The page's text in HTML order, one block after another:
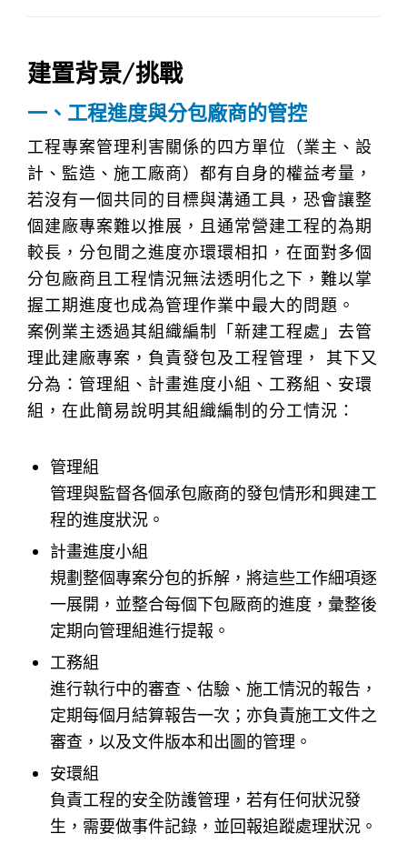
建置背景/挑戰
一、工程進度與分包廠商的管控
工程專案管理利害關係的四方單位（業主、設
計、監造、施工廠商）都有自身的權益考量，
若沒有一個共同的目標與溝通工具，恐會讓整
個建廠專案難以推展，且通常營建工程的為期
較長，分包間之進度亦環環相扣，在面對多個
分包廠商且工程情況無法透明化之下，難以掌
握工期進度也成為管理作業中最大的問題。
案例業主透過其組織編制「新建工程處」去管
理此建廠專案，負責發包及工程管理， 其下又
分為：管理組、計畫進度小組、工務組、安環
組，在此簡易說明其組織編制的分工情況：
管理組
管理與監督各個承包廠商的發包情形和興建工
程的進度狀況。
計畫進度小組
規劃整個專案分包的拆解，將這些工作細項逐
一展開，並整合每個下包厰商的進度，彙整後
定期向管理組進行提報。
工務組
進行執行中的審查、估驗、施工情況的報告，
定期每個月結算報告一次；亦負責施工文件之
審查，以及文件版本和出圖的管理。
安環組
負責工程的安全防護管理，若有任何狀況發
生，需要做事件記錄，並回報追蹤處理狀況。